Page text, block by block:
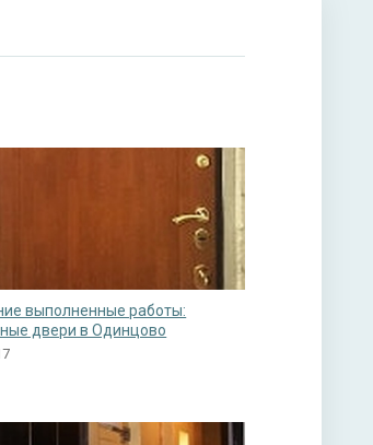
выполненные работы:
двери в Одинцово